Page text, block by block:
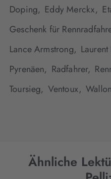
Doping, Eddy Merckx,
Geschenk für
Lance Armstrong,
Pyrenäen, Radfahrer,
Toursieg, Ventoux,
Ähnliche